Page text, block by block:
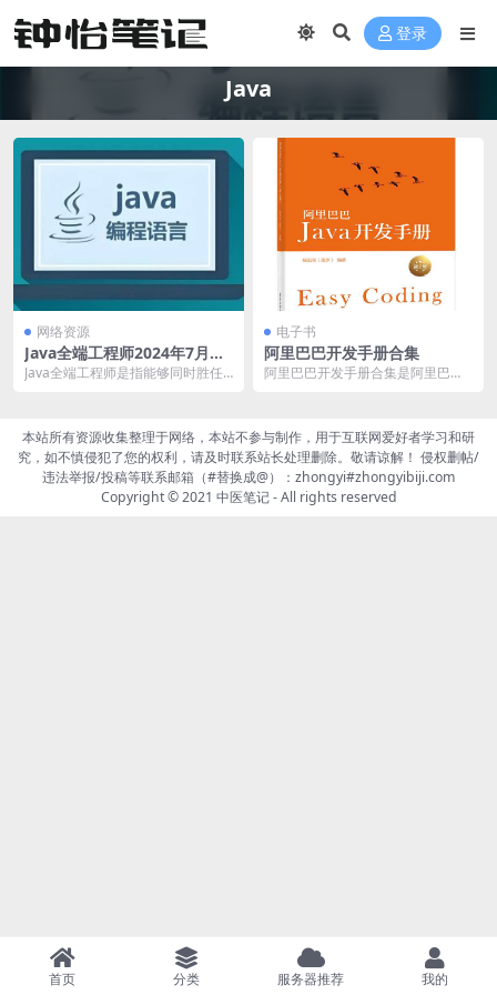
登录
Java
网络资源
Java全端工程师2024年7月结
课版 – 带源码课件
Java全端工程师是指能够同时胜任
电子书
阿里巴巴开发手册合集
阿里巴巴开发手册合集是阿里巴巴
本站所有资源收集整理于网络，本站不参与制作，用于互联网爱好者学习和研
究，如不慎侵犯了您的权利，请及时联系站长处理删除。敬请谅解！ 侵权删帖/
违法举报/投稿等联系邮箱（#替换成@）：zhongyi#zhongyibiji.com
Copyright © 2021 中医笔记- All rights reserved
首页 分类 服务器推荐 我的